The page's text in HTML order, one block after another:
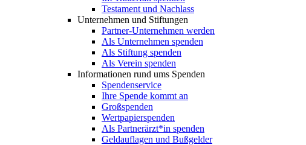
Testament und Nachlass
Unternehmen und Stiftungen
Partner-Unternehmen werden
Als Unternehmen spenden
Als Stiftung spenden
Als Verein spenden
Informationen rund ums Spenden
Spendenservice
Ihre Spende kommt an
Großspenden
Wertpapierspenden
Als Partnerärzt*in spenden
Geldauflagen und Bußgelder